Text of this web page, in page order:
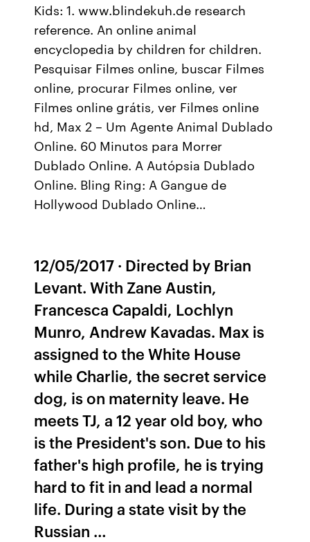
Kids: 1. www.blindekuh.de research
reference. An online animal
encyclopedia by children for children.
Pesquisar Filmes online, buscar Filmes
online, procurar Filmes online, ver
Filmes online grátis, ver Filmes online
hd, Max 2 – Um Agente Animal Dublado
Online. 60 Minutos para Morrer
Dublado Online. A Autópsia Dublado
Online. Bling Ring: A Gangue de
Hollywood Dublado Online…
12/05/2017 · Directed by Brian
Levant. With Zane Austin,
Francesca Capaldi, Lochlyn
Munro, Andrew Kavadas. Max is
assigned to the White House
while Charlie, the secret service
dog, is on maternity leave. He
meets TJ, a 12 year old boy, who
is the President's son. Due to his
father's high profile, he is trying
hard to fit in and lead a normal
life. During a state visit by the
Russian …